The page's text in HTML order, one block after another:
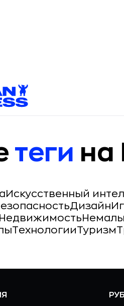
теги на
Искусственный
Дизайн
Недвижимость
ТехнологииТуризм